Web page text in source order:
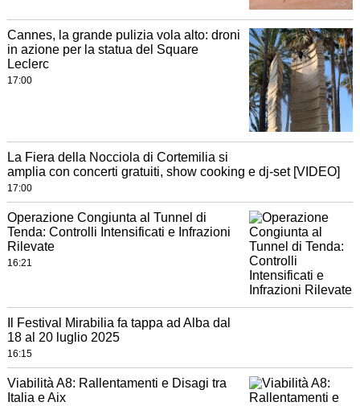
Cannes, la grande pulizia vola alto: droni
in azione per la statua del Square
Leclerc
17:00
La Fiera della Nocciola di Cortemilia si
amplia con concerti gratuiti, show cooking e dj-set [VIDEO]
17:00
Operazione Congiunta al Tunnel di
Tenda: Controlli Intensificati e Infrazioni
Rilevate
16:21
Il Festival Mirabilia fa tappa ad Alba dal
18 al 20 luglio 2025
16:15
Viabilità A8: Rallentamenti e Disagi tra
Italia e Aix